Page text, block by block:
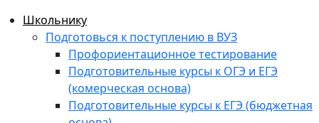
Школьнику
Подготовься к поступлению в ВУЗ
Профориентационное тестирование
Подготовительные курсы к ОГЭ и ЕГЭ
(комерческая основа)
Подготовительные курсы к ЕГЭ (бюджетная